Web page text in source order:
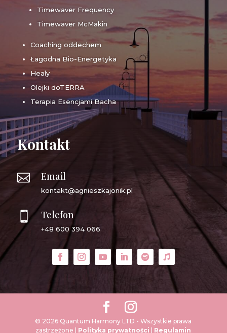
Timewaver Frequency
Timewaver McMakin
Coaching oddechem
Łagodna Bio-Energetyka
Healy
Olejki doTERRA
Terapia Esencjami Bacha
Kontakt
 Email
kontakt@agnieszkajonik.pl
 Telefon
+48 600 394 066
© 2026 Quantum Harmony LTD - Wszystkie prawa
zastrzeżone | Polityka prywatności Regulamin